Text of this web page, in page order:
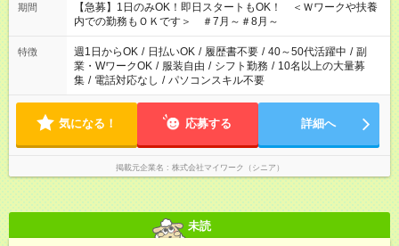
期間
【急募】1日のみOK！即日スタートもOK！ ＜Ｗワークや扶養
内での勤務もＯＫです＞ ＃7月～＃8月～
特徴 週1日からOK / 日払いOK / 履歴書不要 / 40～50代活躍中 / 副
業・WワークOK / 服装自由 / シフト勤務 / 10名以上の大量募
集 / 電話対応なし / パソコンスキル不要
気になる！ 応募する 詳細へ
掲載元企業名 株式会社マイワーク（シニア）
未読